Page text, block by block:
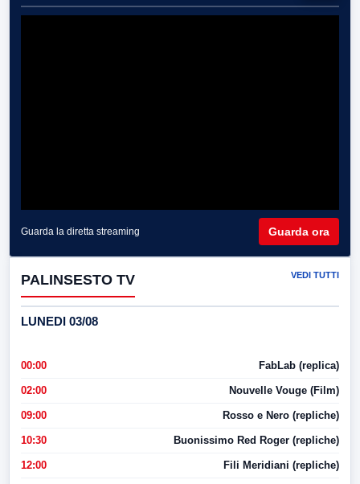
Guarda la diretta streaming Guarda ora
PALINSESTO TV VEDI TUTTI
LUNEDI 03/08
00:00 FabLab (replica)
02:00 Nouvelle Vouge (Film)
09:00 Rosso e Nero (repliche)
10:30 Buonissimo Red Roger (repliche)
12:00 Fili Meridiani (repliche)